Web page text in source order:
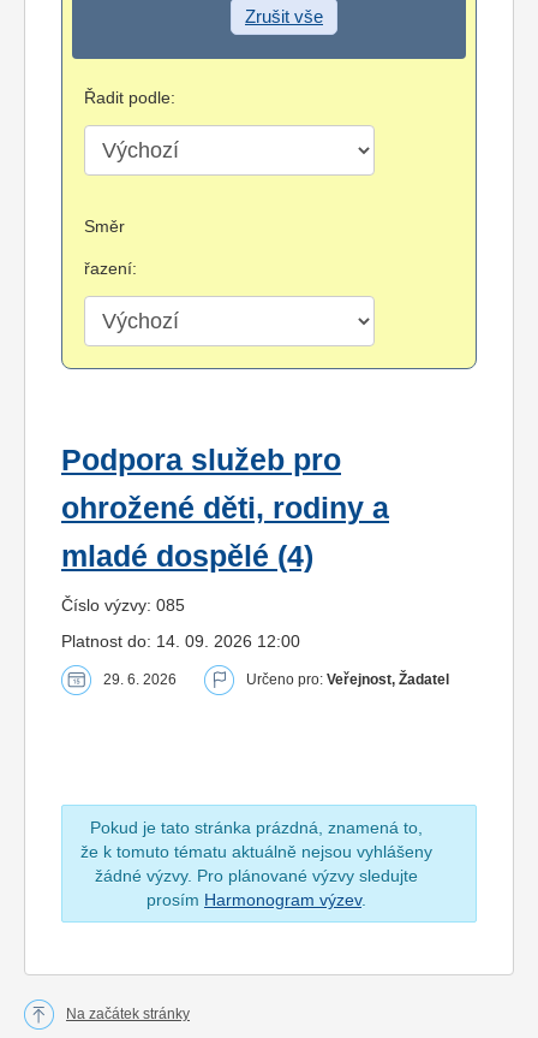
Zrušit vše
Řadit podle:
Směr
řazení:
Podpora služeb pro
ohrožené děti, rodiny a
mladé dospělé (4)
Číslo výzvy: 085
Platnost do: 14. 09. 2026 12:00
29. 6. 2026 Určeno pro: Veřejnost, Žadatel
Pokud je tato stránka prázdná, znamená to,
že k tomuto tématu aktuálně nejsou vyhlášeny
žádné výzvy. Pro plánované výzvy sledujte
prosím Harmonogram výzev.
Na začátek stránky